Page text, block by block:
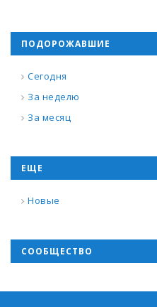
ПОДОРОЖАВШИЕ
Сегодня
За неделю
За месяц
ЕЩЕ
Новые
СООБЩЕСТВО